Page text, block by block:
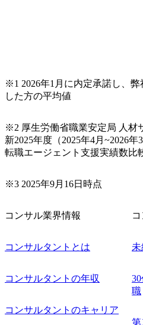
サルティングファームの立ち上
できる 豊富な経験を持つコンサ
ーションの開発 など) シンプレ
アケイパビリティを活かた確度
できる 2026年8月21日(金) 19:30
く可能性がございます。 このた
できる機会ですので、ぜひご参
名参加する予定です！ ●費用 :
している方
※1 2026年1月に内定承諾し、
した方の平均値
※2 厚生労働省職業安定局 人材
新2025年度（2025年4月~2026
転職エージェント支援実績数比
※3 2025年9月16日時点
コンサル業界情報
コンサルタントとは
コンサルタントの年収
コンサルタントのキャリア
職
第